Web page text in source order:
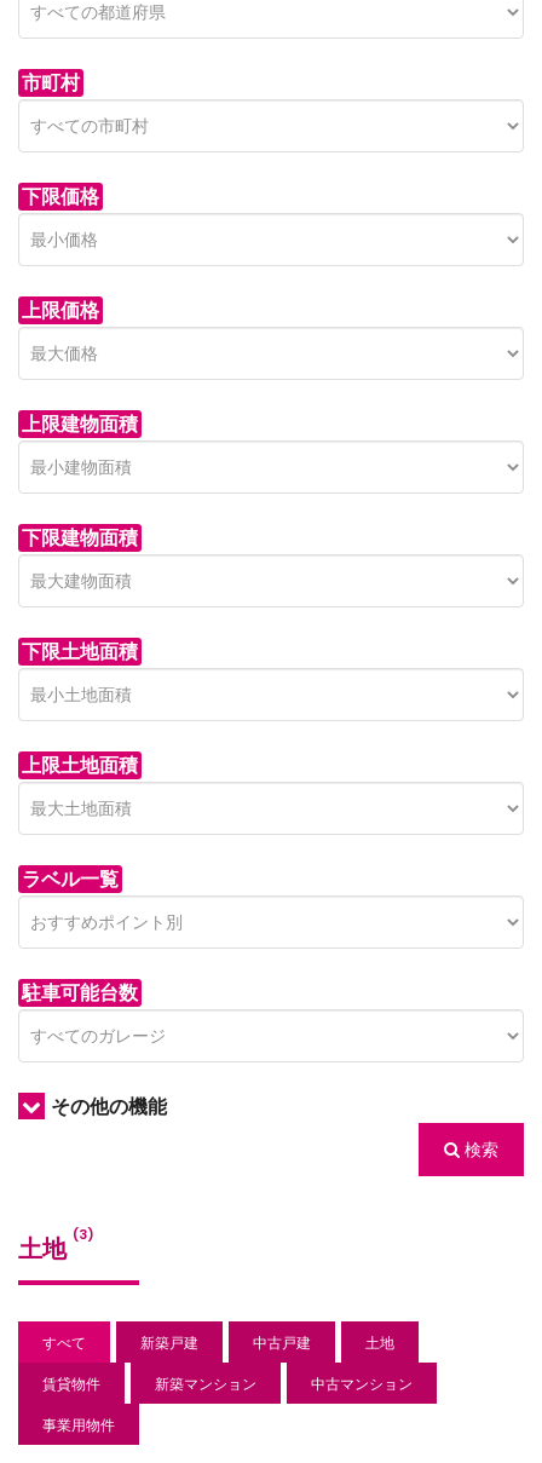
市町村
下限価格
上限価格
上限建物面積
下限建物面積
下限土地面積
上限土地面積
ラベル一覧
駐車可能台数
その他の機能
検索
土地 (3)
すべて 新築戸建 中古戸建
土地
賃貸物件
新築マンション
中古マンション
事業用物件
青木新築分譲住宅
on call
Price on call
セン
850
top-